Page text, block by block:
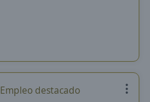
Empleo destacado